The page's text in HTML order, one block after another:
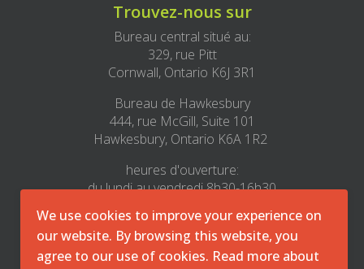
Trouvez-nous sur
Bureau central situé au:
329, rue Pitt
Cornwall, Ontario K6J 3R1
Bureau de Hawkesbury
444, rue McGill, Suite 101
Hawkesbury, Ontario K6A 1R2
heures d'ouverture:
du lundi au vendredi 8h30-16h30
1-800-493-8271
office@cmha-east.on.ca
We use cookies to improve your experience on
our website. By browsing this website, you
agree to our use of cookies. Read more about